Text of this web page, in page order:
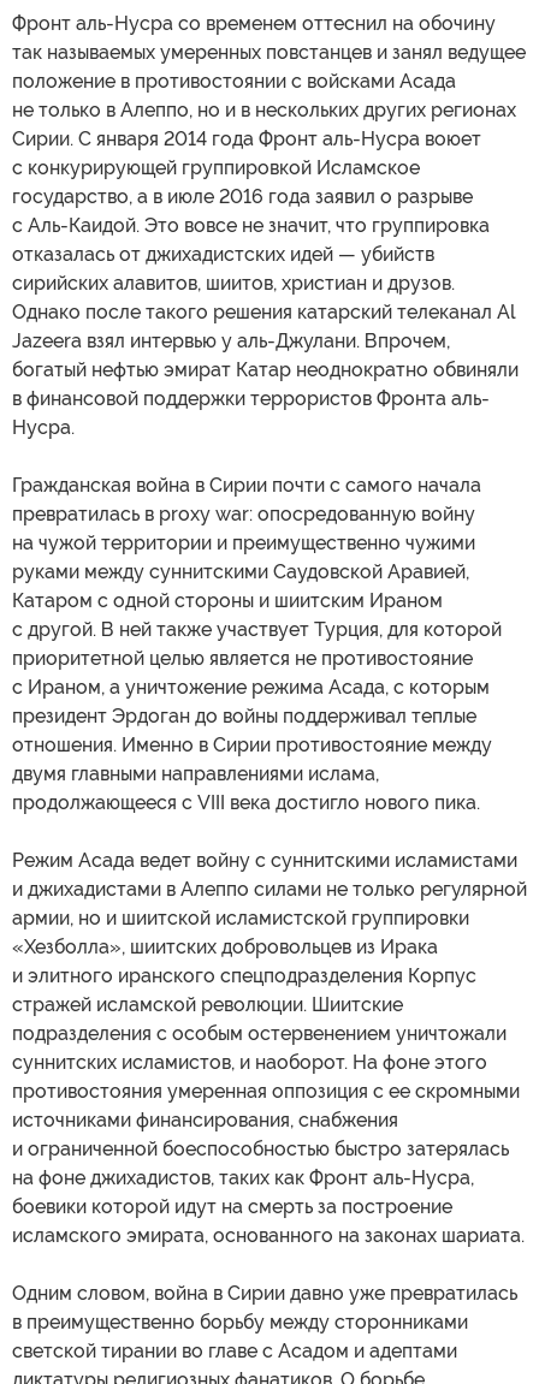
Фронт аль-Нусра со временем оттеснил на обочину
так называемых умеренных повстанцев и занял ведущее
положение в противостоянии с войсками Асада
не только в Алеппо, но и в нескольких других регионах
Сирии. С января 2014 года Фронт аль-Нусра воюет
с конкурирующей группировкой Исламское
государство, а в июле 2016 года заявил о разрыве
с Аль-Каидой. Это вовсе не значит, что группировка
отказалась от джихадистских идей — убийств
сирийских алавитов, шиитов, христиан и друзов.
Однако после такого решения катарский телеканал Al
Jazeera взял интервью у аль-Джулани. Впрочем,
богатый нефтью эмират Катар неоднократно обвиняли
в финансовой поддержки террористов Фронта аль-
Нусра.
Гражданская война в Сирии почти с самого начала
превратилась в proxy war: опосредованную войну
на чужой территории и преимущественно чужими
руками между суннитскими Саудовской Аравией,
Катаром с одной стороны и шиитским Ираном
с другой. В ней также участвует Турция, для которой
приоритетной целью является не противостояние
с Ираном, а уничтожение режима Асада, с которым
президент Эрдоган до войны поддерживал теплые
отношения. Именно в Сирии противостояние между
двумя главными направлениями ислама,
продолжающееся с VIII века достигло нового пика.
Режим Асада ведет войну с суннитскими исламистами
и джихадистами в Алеппо силами не только регулярной
армии, но и шиитской исламистской группировки
«Хезболла», шиитских добровольцев из Ирака
и элитного иранского спецподразделения Корпус
стражей исламской революции. Шиитские
подразделения с особым остервенением уничтожали
суннитских исламистов, и наоборот. На фоне этого
противостояния умеренная оппозиция с ее скромными
источниками финансирования, снабжения
и ограниченной боеспособностью быстро затерялась
на фоне джихадистов, таких как Фронт аль-Нусра,
боевики которой идут на смерть за построение
исламского эмирата, основанного на законах шариата.
Одним словом, война в Сирии давно уже превратилась
в преимущественно борьбу между сторонниками
светской тирании во главе с Асадом и адептами